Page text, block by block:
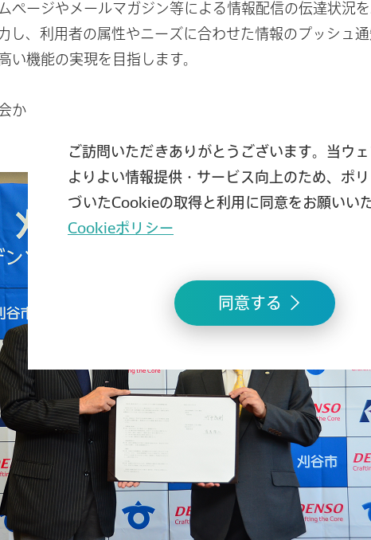
ページやメールマガジン等による情報配信の伝達状況
し、利用者の属性やニーズに合わせた情報のプッシュ
い機能の実現を目指します。
から信頼・共感され、持続的な社会の発展に貢献する
ご訪問いただきありがとうございます。当ウ
よりよい情報提供・サービス向上のため、ポ
づいたCookieの取得と利用に同意をお願いい
Cookieポリシー
同意する